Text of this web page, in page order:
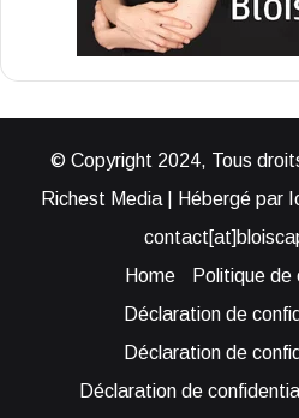
© Copyright 2024, Tous
Richest Media | Hébergé par
Home
Politique
Déclaration de
Déclaration de
Déclaration de